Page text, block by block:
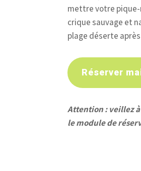
mettre votre pique-
crique sauvage et
plage déserte
Réserver
Attention : veillez
le module de